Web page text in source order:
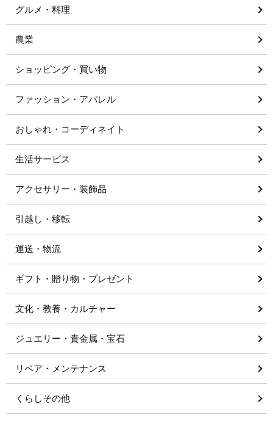
グルメ・料理
農業
ショッピング・買い物
ファッション・アパレル
おしゃれ・コーディネイト
生活サービス
アクセサリー・装飾品
引越し・移転
運送・物流
ギフト・贈り物・プレゼント
文化・教養・カルチャー
ジュエリー・貴金属・宝石
リペア・メンテナンス
くらしその他